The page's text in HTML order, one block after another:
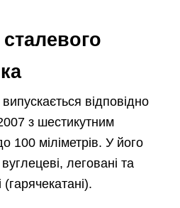
відповідно
з шестикутним
100 міліметрів. У його
леговані та
(гарячекатані).